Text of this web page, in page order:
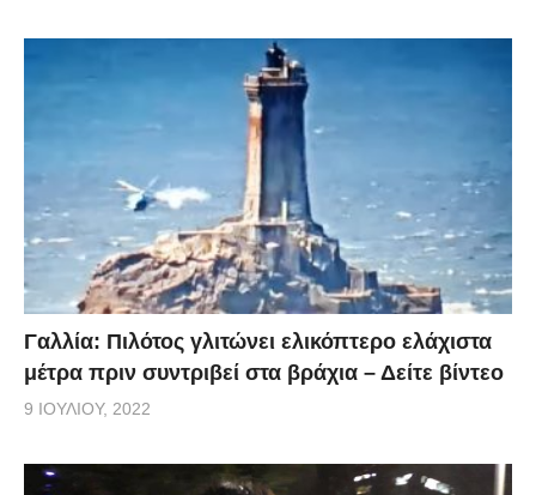
Γαλλία: Πιλότος γλιτώνει ελικόπτερο ελάχιστα
μέτρα πριν συντριβεί στα βράχια – Δείτε βίντεο
9 ΙΟΥΛΊΟΥ, 2022